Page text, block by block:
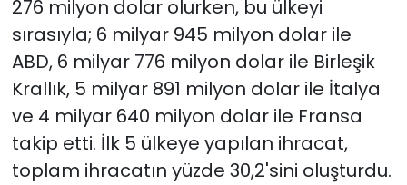
276 milyon dolar olurken, bu ülkeyi
sırasıyla; 6 milyar 945 milyon dolar ile
ABD, 6 milyar 776 milyon dolar ile Birleşik
Krallık, 5 milyar 891 milyon dolar ile İtalya
ve 4 milyar 640 milyon dolar ile Fransa
takip etti. İlk 5 ülkeye yapılan ihracat,
toplam ihracatın yüzde 30,2'sini oluşturdu.